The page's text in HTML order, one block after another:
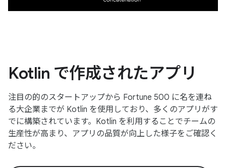
Kotlin で作成されたアプリ
注目の的のスタートアップから Fortune 500 に名を連ね
る大企業までが Kotlin を使用しており、多くのアプリがす
でに構築されています。Kotlin を利用することでチームの
生産性が高まり、アプリの品質が向上した様子をご確認く
ださい。